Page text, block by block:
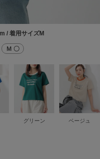
/ 着用サイズM
Ｍ 〇
グリーン ベージュ